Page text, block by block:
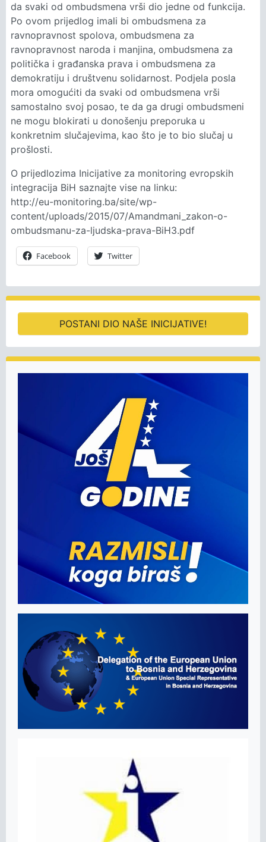
da svaki od ombudsmena vrši dio jedne od funkcija.
Po ovom prijedlog imali bi ombudsmena za
ravnopravnost spolova, ombudsmena za
ravnopravnost naroda i manjina, ombudsmena za
politička i građanska prava i ombudsmena za
demokratiju i društvenu solidarnost. Podjela posla
mora omogućiti da svaki od ombudsmena vrši
samostalno svoj posao, te da ga drugi ombudsmeni
ne mogu blokirati u donošenju preporuka u
konkretnim slučajevima, kao što je to bio slučaj u
prošlosti.
O prijedlozima Inicijative za monitoring evropskih
integracija BiH saznajte vise na linku:
http://eu-monitoring.ba/site/wp-
content/uploads/2015/07/Amandmani_zakon-o-
ombudsmanu-za-ljudska-prava-BiH3.pdf
Facebook Twitter
POSTANI DIO NAŠE INICIJATIVE!